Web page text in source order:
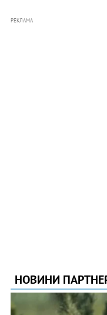
РЕКЛАМА